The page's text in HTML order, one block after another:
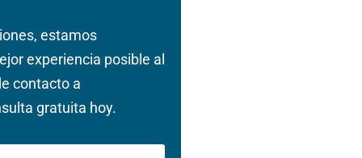
estamos
experiencia posible al
contacto a
gratuita hoy.